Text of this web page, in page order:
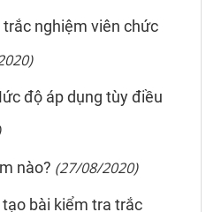
nghiệm viên chức
độ áp dụng tùy điều
nào? (27/08/2020)
bài kiểm tra trắc